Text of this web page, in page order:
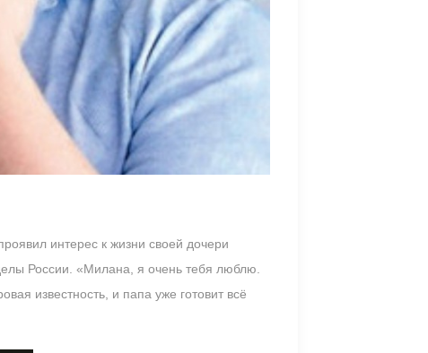
интерес к жизни своей дочери
России. «Милана, я очень тебя люблю.
известность, и папа уже готовит всё